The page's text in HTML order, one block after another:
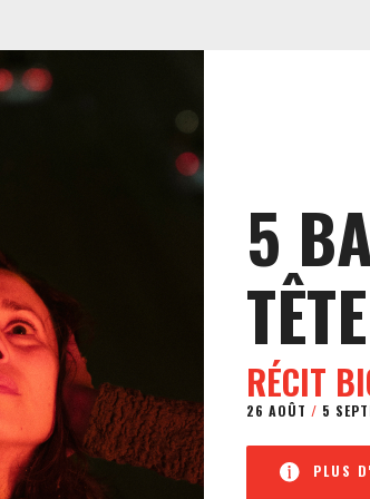
5
TÊTE
RÉCIT
26 AOÛT / 5
PLUS